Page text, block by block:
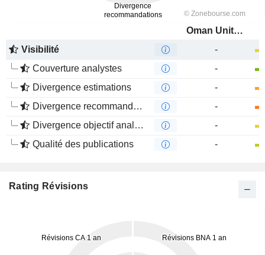
Oman United Insurance Company SAOG
Visibilité
-
Couverture analystes
-
Divergence estimations
-
Divergence recommandations analystes
-
Divergence objectif analystes
-
Qualité des publications
-
Rating Révisions